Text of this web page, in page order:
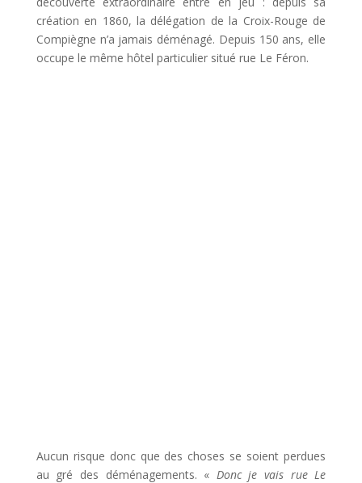
création en 1860, la délégation de la Croix-Rouge de
Compiègne n’a jamais déménagé. Depuis 150 ans, elle
occupe le même hôtel particulier situé rue Le Féron.
Aucun risque donc que des choses se soient perdues
au gré des déménagements. « Donc je vais rue Le